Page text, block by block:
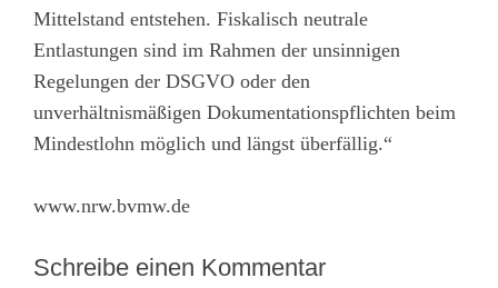
Mittelstand entstehen. Fiskalisch neutrale
Entlastungen sind im Rahmen der unsinnigen
Regelungen der DSGVO oder den
unverhältnismäßigen Dokumentationspflichten beim
Mindestlohn möglich und längst überfällig.“
www.nrw.bvmw.de
Schreibe einen Kommentar